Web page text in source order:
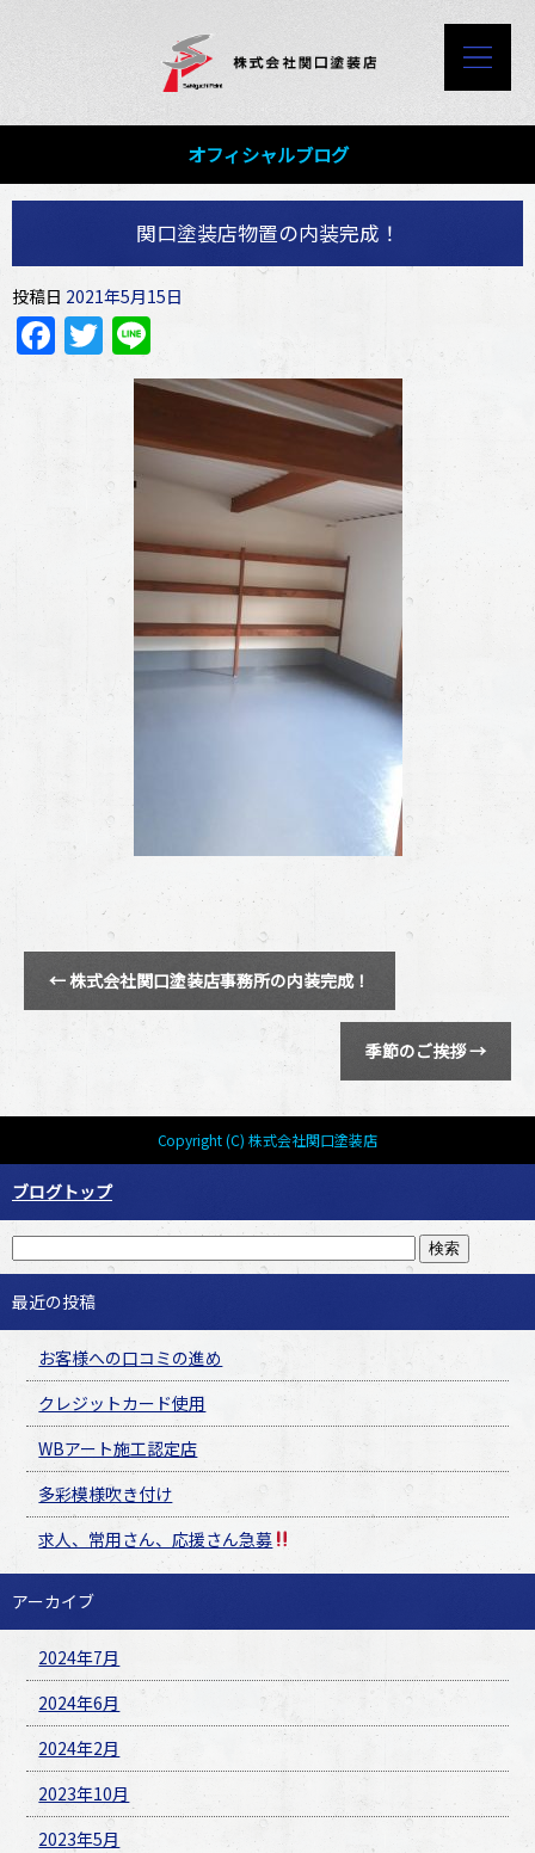
オフィシャルブログ
関口塗装店物置の内装完成！
投稿日 2021年5月15日
Facebook
Twitter
←株式会社関口塗装店事務所の内装完成！
季節のご挨拶→
Copyright (C) 株式会社関口塗装店
ブログトップ
最近の投稿
お客様への口コミの進め
クレジットカード使用
WBアート施工認定店
多彩模様吹き付け
求人、常用さん、応援さん急募
アーカイブ
2024年7月
2024年6月
2024年2月
2023年10月
2023年5月